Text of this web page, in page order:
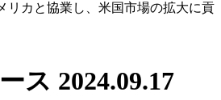
リカと協業し、米国市場の拡大に貢
ス 2024.09.17